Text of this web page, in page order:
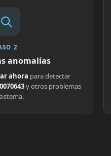
2
anomalías
ahora para detectar
y otros problemas